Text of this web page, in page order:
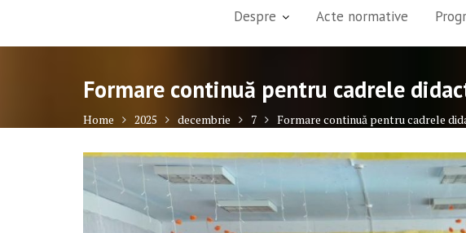
Despre Acte normative
Formare continuă pentru cadrele
Home 2025 decembrie 7 Formare continuă pentru cadrele